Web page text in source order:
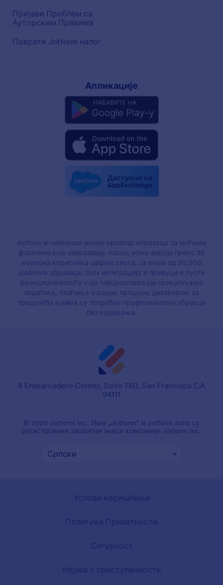
Пријави Проблем са
Ауторским Правима
Поврати Jotform налог
Апликације
Jotform је најлакши онлајн креатор образаца са моћним
формама које завршавају посао, коме верује преко 35
милиона корисника широм света, са више од 20,000
шаблона образаца, 150+ интеграција и превуци и пусти
функционалношћу која поједностављује прикупљање
података, плаћања и радне процесе, дизајниран за
предузећа којима су потребни професионални обрасци
без кодирања.
4 Embarcadero Center, Suite 780, San Francisco CA
94111
© 2026 Jotform Inc. Име „Jotform“ и Jotform лого су
регистровани заштитни знаци компаније Jotform Inc.
Услови коришћења
Политика Приватности
Сигурност
Изјава о приступачности